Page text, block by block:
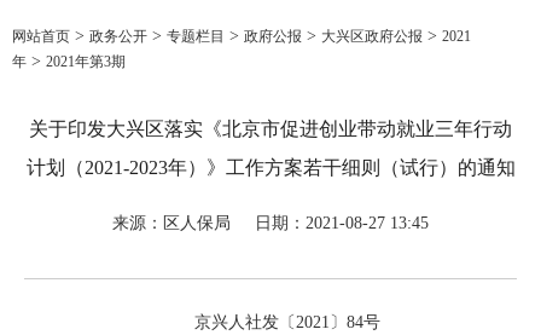
网站首页 > 政务公开 > 专题栏目 > 政府公报 > 大兴区政府公报 > 2021
年 > 2021年第3期
关于印发大兴区落实《北京市促进创业带动就业三年行动
计划（2021-2023年）》工作方案若干细则（试行）的通知
来源：区人保局 日期：2021-08-27 13:45
京兴人社发〔2021〕84号